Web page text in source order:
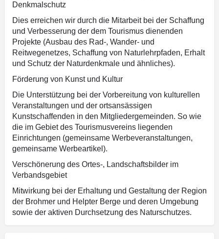
Denkmalschutz
Dies erreichen wir durch die Mitarbeit bei der Schaffung
und Verbesserung der dem Tourismus dienenden
Projekte (Ausbau des Rad-, Wander- und
Reitwegenetzes, Schaffung von Naturlehrpfaden, Erhalt
und Schutz der Naturdenkmale und ähnliches).
Förderung von Kunst und Kultur
Die Unterstützung bei der Vorbereitung von kulturellen
Veranstaltungen und der ortsansässigen
Kunstschaffenden in den Mitgliedergemeinden. So wie
die im Gebiet des Tourismusvereins liegenden
Einrichtungen (gemeinsame Werbeveranstaltungen,
gemeinsame Werbeartikel).
Verschönerung des Ortes-, Landschaftsbilder im
Verbandsgebiet
Mitwirkung bei der Erhaltung und Gestaltung der Region
der Brohmer und Helpter Berge und deren Umgebung
sowie der aktiven Durchsetzung des Naturschutzes.